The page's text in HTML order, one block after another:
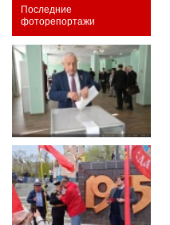
Последние
фоторепортажи